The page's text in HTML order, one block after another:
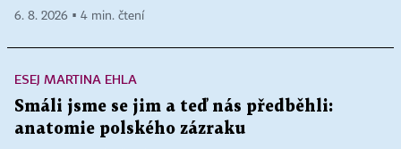
6. 8. 2026 ▪ 4 min. čtení
ESEJ MARTINA EHLA
Smáli jsme se jim a teď nás předběhli:
anatomie polského zázraku